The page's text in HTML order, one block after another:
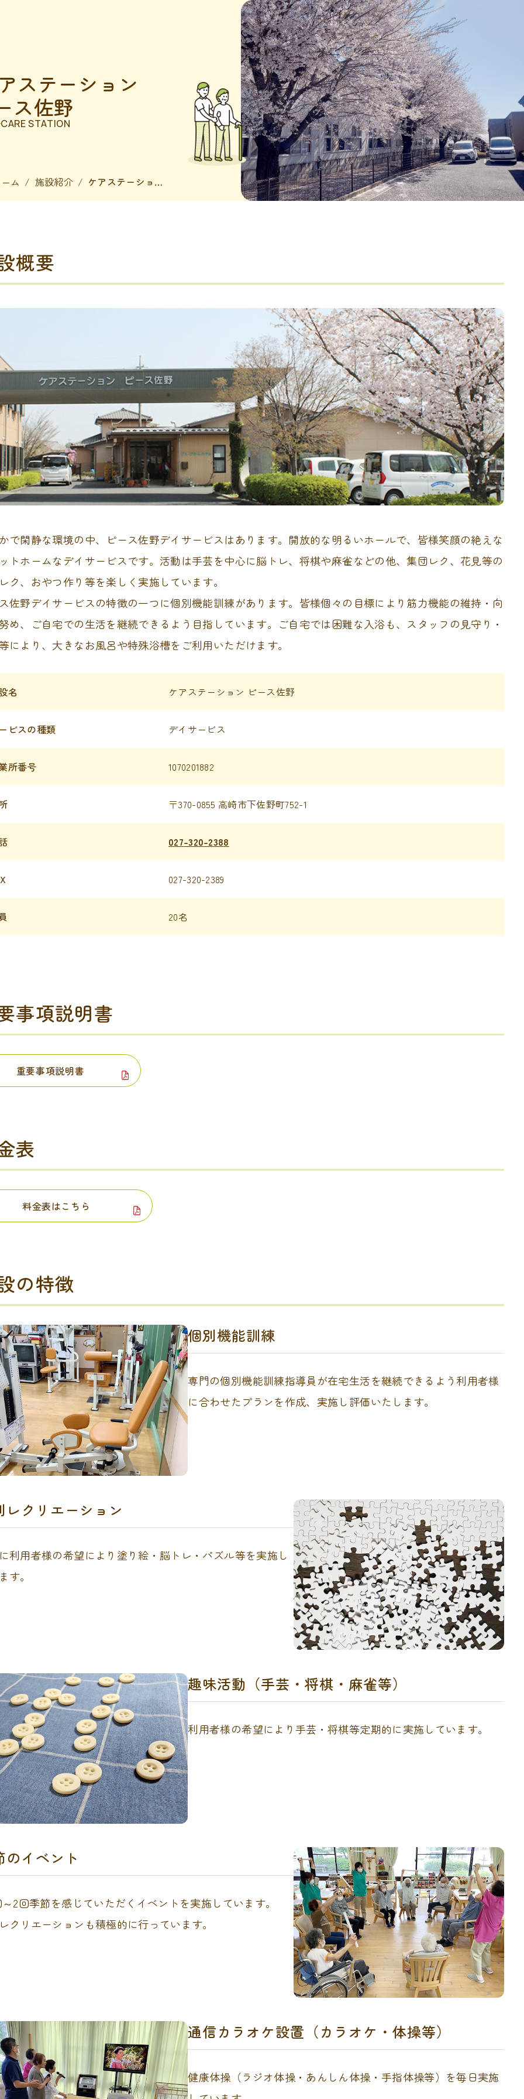
ステーション
ス佐野
CARE STATION
ム 施設紹介 ケアステーションピース佐野
概要
で閑静な環境の中、ピース佐野デイサービスはあります。開放的な明るいホールで、皆様笑顔の絶えな
トホームなデイサービスです。活動は手芸を中心に脳トレ、将棋や麻雀などの他、集団レク、花見等の
ク、おやつ作り等を楽しく実施しています。
佐野デイサービスの特徴の一つに個別機能訓練があります。皆様個々の目標により筋力機能の維持・向
め、ご自宅での生活を継続できるよう目指しています。ご自宅では困難な入浴も、スタッフの見守り・
により、大きなお風呂や特殊浴槽をご利用いただけます。
名 ケアステーション ピース佐野
ビスの種類 デイサービス
所番号 1070201882
〒370-0855 高崎市下佐野町752-1
027-320-2388
027-320-2389
20名
事項説明書
重要事項説明書
表
料金表はこちら
の特徴
個別機能訓練
専門の個別機能訓練指導員が在宅生活を継続できるよう利用者様
に合わせたプランを作成、実施し評価いたします。
レクリエーション
利用者様の希望により塗り絵・脳トレ・パズル等を実施し
す。
趣味活動（手芸・将棋・麻雀等）
利用者様の希望により手芸・将棋等定期的に実施しています。
のイベント
～2回季節を感じていただくイベントを実施しています。
クリエーションも積極的に行っています。
通信カラオケ設置（カラオケ・体操等）
健康体操（ラジオ体操・あんしん体操・手指体操等）を毎日実施